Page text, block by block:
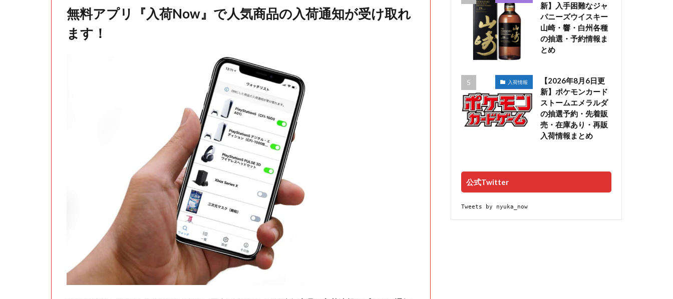
無料アプリ『入荷Now』で人気商品の入荷通知が受け取れ
ます！
新】入手困難なジャ
パニーズウイスキー
山崎・響・白州各種
の抽選・予約情報ま
とめ
入荷情報
【2026年8月6日更
新】ポケモンカード
ストームエメラルダ
の抽選予約・先着販
売・在庫あり・再販
入荷情報まとめ
公式Twitter
Tweets by nyuka_now